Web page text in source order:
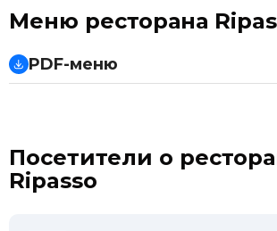
Меню ресторана
PDF-меню
Посетители о
Ripasso